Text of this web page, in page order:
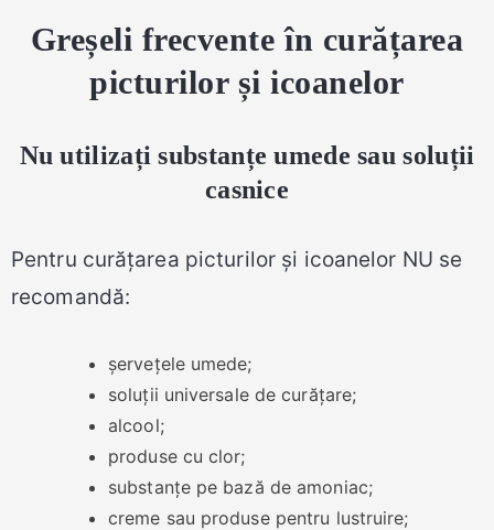
Greșeli frecvente în curățarea
picturilor și icoanelor
Nu utilizați substanțe umede sau soluții
casnice
Pentru curățarea picturilor și icoanelor NU se
recomandă:
șervețele umede;
soluții universale de curățare;
alcool;
produse cu clor;
substanțe pe bază de amoniac;
creme sau produse pentru lustruire;